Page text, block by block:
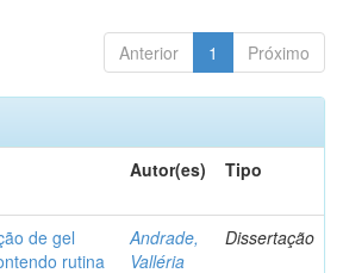
Anterior 1 Próximo
Autor(es) Tipo
de gel
rutina
Andrade,
Valléria
Dissertação